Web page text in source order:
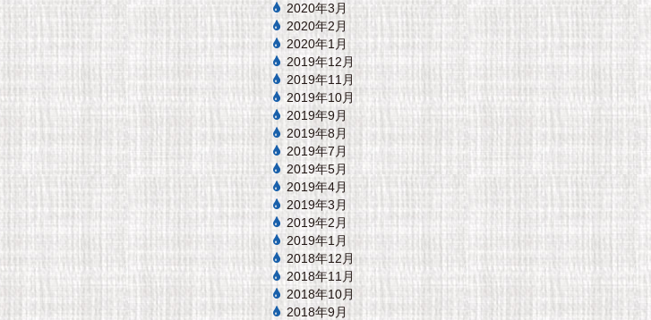
2020年3月
2020年2月
2020年1月
2019年12月
2019年11月
2019年10月
2019年9月
2019年8月
2019年7月
2019年5月
2019年4月
2019年3月
2019年2月
2019年1月
2018年12月
2018年11月
2018年10月
2018年9月